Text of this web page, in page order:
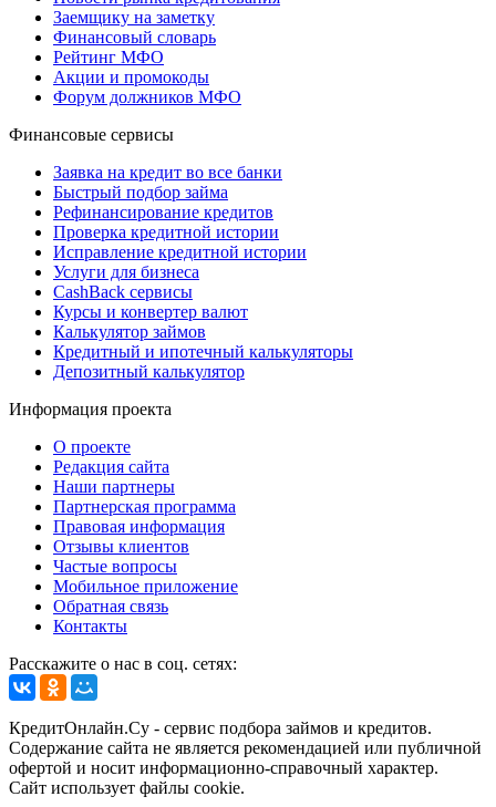
Заемщику на заметку
Финансовый словарь
Рейтинг МФО
Акции и промокоды
Форум должников МФО
Финансовые сервисы
Заявка на кредит во все банки
Быстрый подбор займа
Рефинансирование кредитов
Проверка кредитной истории
Исправление кредитной истории
Услуги для бизнеса
CashBack сервисы
Курсы и конвертер валют
Калькулятор займов
Кредитный и ипотечный калькуляторы
Депозитный калькулятор
Информация проекта
О проекте
Редакция сайта
Наши партнеры
Партнерская программа
Правовая информация
Отзывы клиентов
Частые вопросы
Мобильное приложение
Обратная связь
Контакты
Расскажите о нас в соц. сетях:
КредитОнлайн.Су - сервис подбора займов и кредитов.
Содержание сайта не является рекомендацией или публичной
офертой и носит информационно-справочный характер.
Сайт использует файлы cookie.